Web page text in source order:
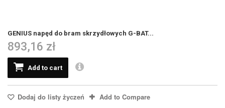
GENIUS napęd do bram skrzydłowych G-BAT...
893,16 zł
Add to cart
Dodaj do listy życzeń Add to Compare